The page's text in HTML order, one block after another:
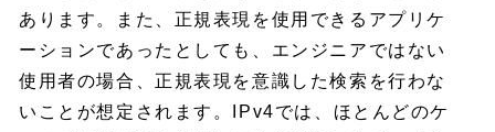
あります。また、正規表現を使用できるアプリケ
ーションであったとしても、エンジニアではない
使用者の場合、正規表現を意識した検索を行わな
いことが想定されます。IPv4では、ほとんどのケ